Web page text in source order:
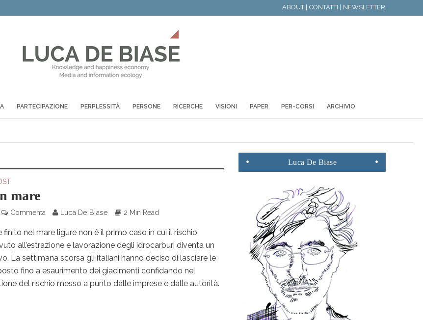
ABOUT | CONTATTI | NEWSLETTER
PARTECIPAZIONE PERPLESSITÀ PERSONE RICERCHE VISIONI PAPER PER-CORSI ARCHIVIO
mare
Commenta Luca De Biase 2 Min Read
finito nel mare ligure non è il primo caso in cui il rischio
all’estrazione e lavorazione degli idrocarburi diventa un
La settimana scorsa gli italiani hanno deciso di lasciare le
fino a esaurimento dei giacimenti confidando nel
del rischio messo a punto dalle imprese e dalle autorità.
Luca De Biase